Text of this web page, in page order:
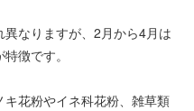
なりますが、2月から4月は
徴です。
花粉やイネ科花粉、雑草類